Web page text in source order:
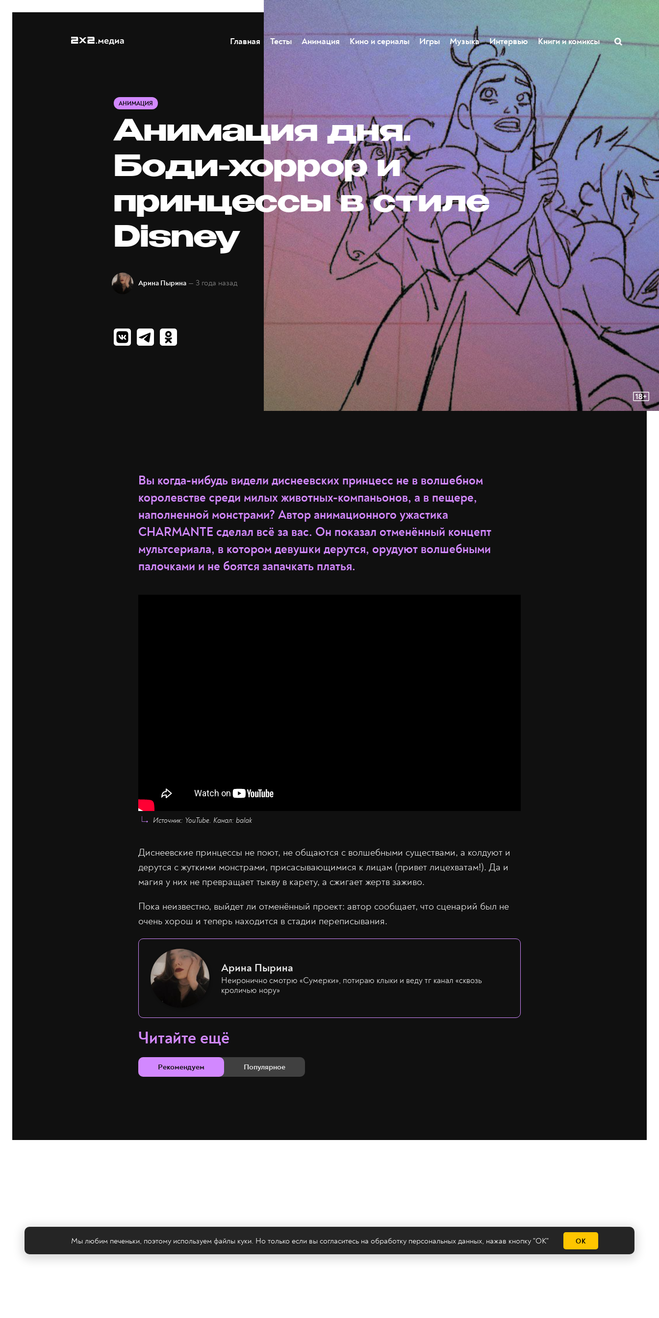
Главная Тесты Анимация Кино и сериалы Игры Музыка Интервью Книги и комиксы
АНИМАЦИЯ
Анимация дня.
Боди-хоррор и
принцессы в стиле
Disney
Арина Пырина — 3 года назад
Вы когда-нибудь видели диснеевских принцесс не в волшебном
королевстве среди милых животных-компаньонов, а в пещере,
наполненной монстрами? Автор анимационного ужастика
CHARMANTE сделал всё за вас. Он показал отменённый концепт
мультсериала, в котором девушки дерутся, орудуют волшебными
палочками и не боятся запачкать платья.
Источник: YouTube. Канал: balak
Диснеевские принцессы не поют, не общаются с волшебными существами, а колдуют и
дерутся с жуткими монстрами, присасывающимися к лицам (привет лицехватам!). Да и
магия у них не превращает тыкву в карету, а сжигает жертв заживо.
Пока неизвестно, выйдет ли отменённый проект: автор сообщает, что сценарий был не
очень хорош и теперь находится в стадии переписывания.
Арина Пырина
Неиронично смотрю «Сумерки», потираю клыки и веду тг канал «сквозь
кроличью нору»
Читайте ещё
Рекомендуем Популярное
Мы любим печеньки, поэтому используем файлы куки. Но только если вы согласитесь на обработку персональных данных, нажав кнопку "ОК" ОК